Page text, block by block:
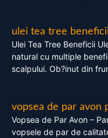
ulei tea tree
Ulei Tea Tree Beneficii
natural cu multiple
scalpului. Ob?inut din
vopsea de par avon
Vopsea de Par Avon –
vopsele de par de